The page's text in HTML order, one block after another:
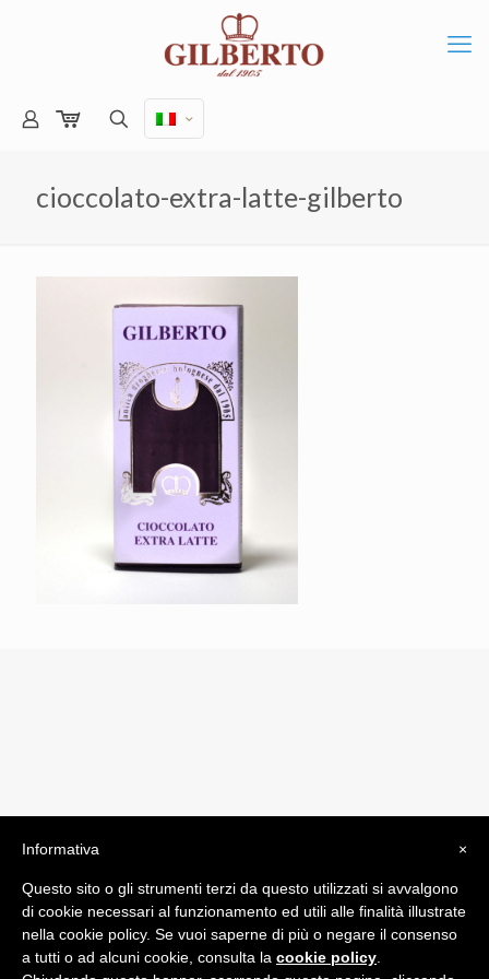
cioccolato-extra-latte-gilberto
byComunicatori su Misura srl
Termini e Condizioni di Vendita - Terms and Conditions
ITA:
×
Informativa
Questo sito o gli strumenti terzi da questo utilizzati si avvalgono
di cookie necessari al funzionamento ed utili alle finalità illustrate
nella cookie policy. Se vuoi saperne di più o negare il consenso
a tutti o ad alcuni cookie, consulta la cookie policy